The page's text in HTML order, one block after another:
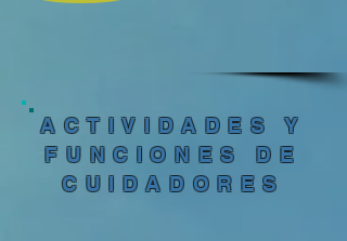
ACTIVIDADES Y
FUNCIONES DE
CUIDADORES